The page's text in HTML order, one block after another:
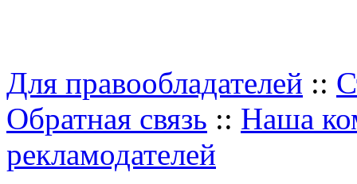
Для правообладателей ::
Обратная связь :: Наша
рекламодателей